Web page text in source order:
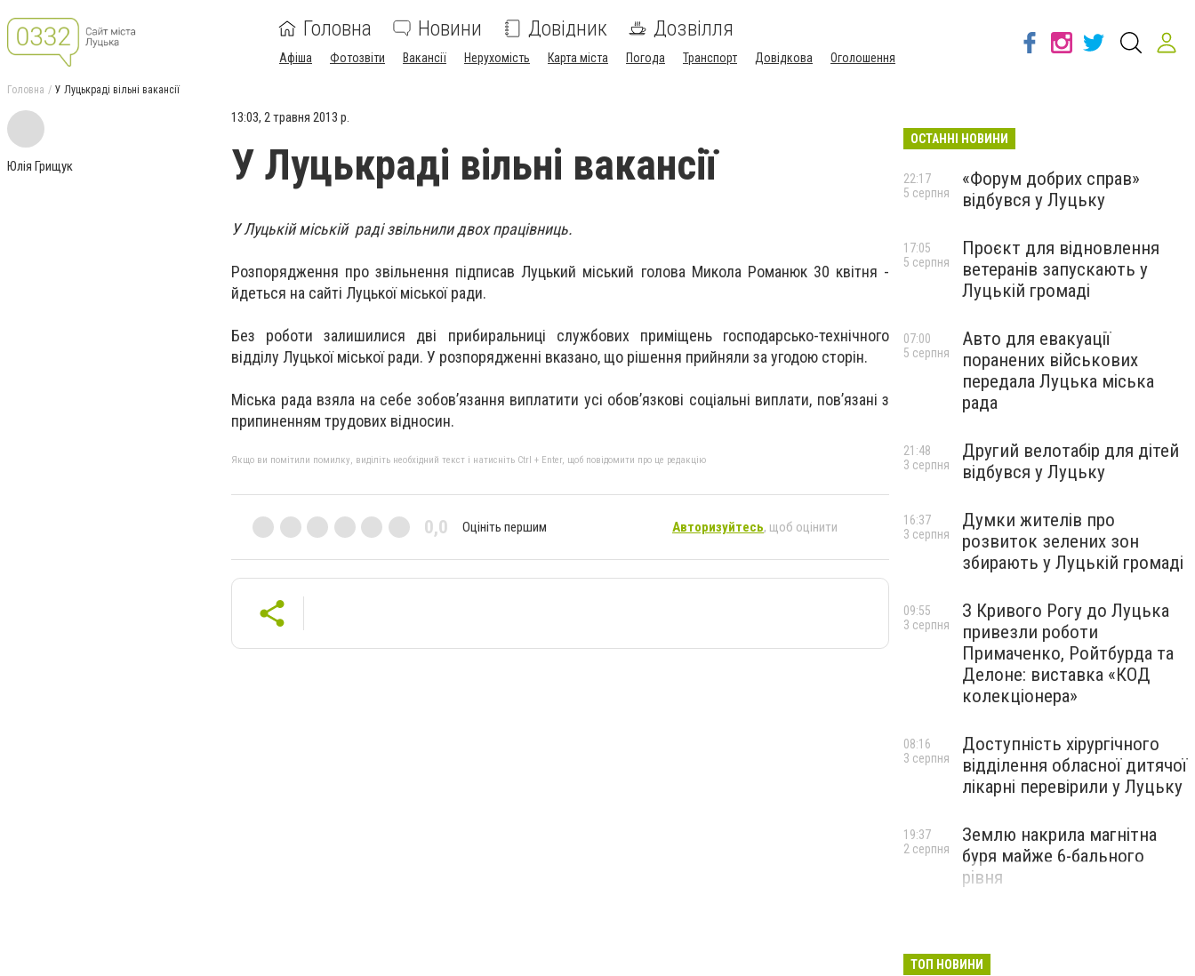
Головна Новини Довідник Дозвілля
Афіша Фотозвіти Вакансії Нерухомість Карта міста Погода Транспорт Довідкова Оголошення
Головна У Луцькраді вільні вакансії
Юлія Грищук
13:03, 2 травня 2013 р.
У Луцькраді вільні вакансії
У Луцькій міській раді звільнили двох працівниць.
Розпорядження про звільнення підписав Луцький міський голова Микола Романюк 30 квітня -
йдеться на сайті Луцької міської ради.
Без роботи залишилися дві прибиральниці службових приміщень господарсько-технічного
відділу Луцької міської ради. У розпорядженні вказано, що рішення прийняли за угодою сторін.
Міська рада взяла на себе зобов’язання виплатити усі обов’язкові соціальні виплати, пов’язані з
припиненням трудових відносин.
Якщо ви помітили помилку, виділіть необхідний текст і натисніть Ctrl + Enter, щоб повідомити про це редакцію
0,0 Оцініть першим Авторизуйтесь, щоб оцінити
ОСТАННІ НОВИНИ
«Форум добрих справ»
відбувся у Луцьку
22:17
5 серпня
Проєкт для відновлення
ветеранів запускають у
Луцькій громаді
17:05
5 серпня
Авто для евакуації
поранених військових
передала Луцька міська
рада
07:00
5 серпня
Другий велотабір для дітей
відбувся у Луцьку
21:48
3 серпня
Думки жителів про
розвиток зелених зон
збирають у Луцькій громаді
16:37
3 серпня
З Кривого Рогу до Луцька
привезли роботи
Примаченко, Ройтбурда та
Делоне: виставка «КОД
колекціонера»
09:55
3 серпня
Доступність хірургічного
відділення обласної дитячої
лікарні перевірили у Луцьку
08:16
3 серпня
Землю накрила магнітна
буря майже 6-бального
рівня
19:37
2 серпня
ТОП НОВИНИ